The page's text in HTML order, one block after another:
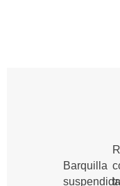
Barquilla
suspendida